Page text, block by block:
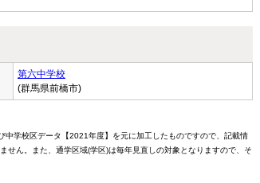
第六中学校
(群馬県前橋市)
学校区データ【2021年度】を元に加工したものですので、記載情
ん。また、通学区域(学区)は毎年見直しの対象となりますので、そ